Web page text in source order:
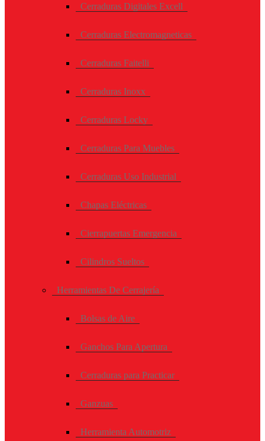
Cerraduras Digitales Excell
Cerraduras Electromagneticas
Cerraduras Faitelli
Cerraduras Inoxx
Cerraduras Locky
Cerraduras Para Muebles
Cerraduras Uso Industrial
Chapas Eléctricas
Cierrapuertas Emergencia
Cilindros Sueltos
Herramientas De Cerrajería
Bolsas de Aire
Ganchos Para Apertura
Cerraduras para Practicar
Ganzuas
Herramienta Automotriz